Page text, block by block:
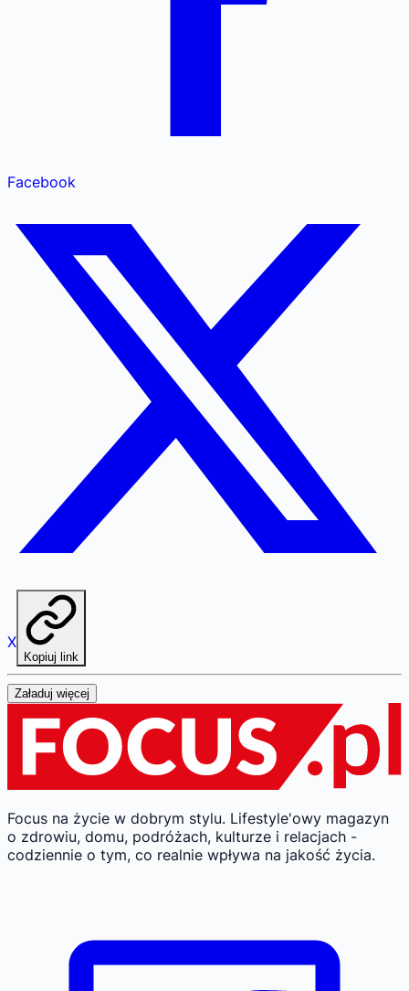
Facebook
X
Kopiuj link
Załaduj więcej
Focus na życie w dobrym stylu. Lifestyle'owy magazyn
o zdrowiu, domu, podróżach, kulturze i relacjach -
codziennie o tym, co realnie wpływa na jakość życia.